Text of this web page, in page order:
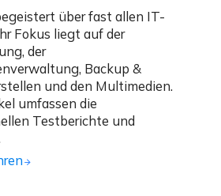
über fast allen IT-
Fokus liegt auf der
der
Backup &
und den Multimedien.
umfassen die
Testberichte und